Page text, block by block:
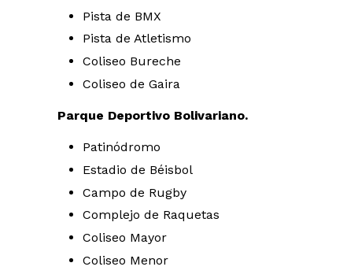
Pista de BMX
Pista de Atletismo
Coliseo Bureche
Coliseo de Gaira
Parque Deportivo Bolivariano.
Patinódromo
Estadio de Béisbol
Campo de Rugby
Complejo de Raquetas
Coliseo Mayor
Coliseo Menor